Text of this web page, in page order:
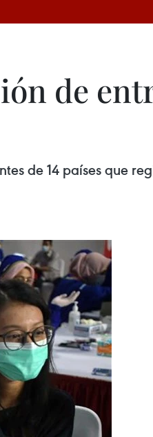
de
de 14 países que